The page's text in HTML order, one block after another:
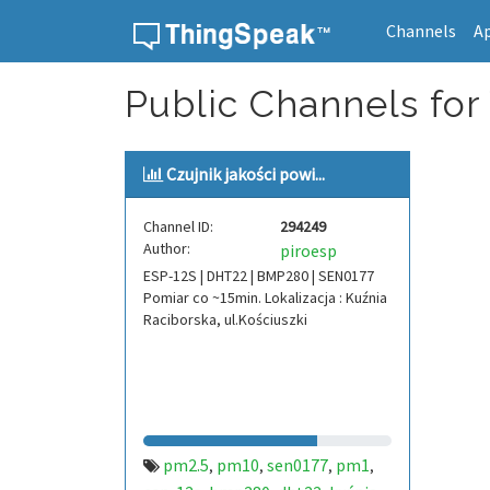
Channels
Public Channels for
Czujnik jakości powi...
Channel ID:
294249
Author:
piroesp
ESP-12S | DHT22 | BMP280 | SEN0177
Pomiar co ~15min. Lokalizacja : Kuźnia
Raciborska, ul.Kościuszki
pm2.5, pm10, sen0177, pm1,